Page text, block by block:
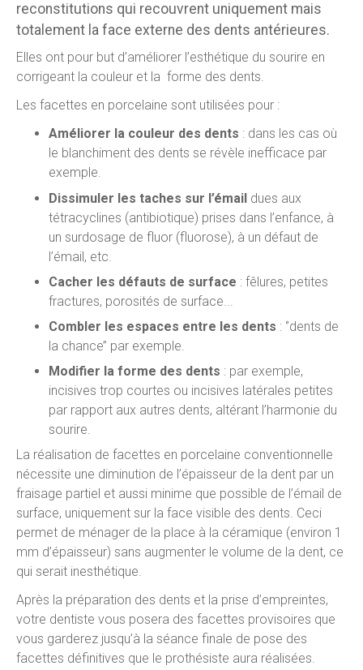
reconstitutions qui recouvrent uniquement mais
totalement la face externe des dents antérieures.
Elles ont pour but d’améliorer l’esthétique du sourire en
corrigeant la couleur et la forme des dents.
Les facettes en porcelaine sont utilisées pour :
Améliorer la couleur des dents : dans les cas où
le blanchiment des dents se révèle inefficace par
exemple.
Dissimuler les taches sur l’émail dues aux
tétracyclines (antibiotique) prises dans l’enfance, à
un surdosage de fluor (fluorose), à un défaut de
l’émail, etc.
Cacher les défauts de surface : fêlures, petites
fractures, porosités de surface...
Combler les espaces entre les dents : ‘’dents de
la chance’’ par exemple.
Modifier la forme des dents : par exemple,
incisives trop courtes ou incisives latérales petites
par rapport aux autres dents, altérant l’harmonie du
sourire.
La réalisation de facettes en porcelaine conventionnelle
nécessite une diminution de l’épaisseur de la dent par un
fraisage partiel et aussi minime que possible de l’émail de
surface, uniquement sur la face visible des dents. Ceci
permet de ménager de la place à la céramique (environ 1
mm d’épaisseur) sans augmenter le volume de la dent, ce
qui serait inesthétique.
Après la préparation des dents et la prise d’empreintes,
votre dentiste vous posera des facettes provisoires que
vous garderez jusqu’à la séance finale de pose des
facettes définitives que le prothésiste aura réalisées.